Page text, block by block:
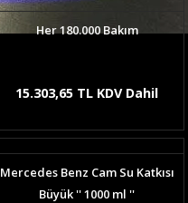
Her 180.000 Bakım
15.303,65 TL KDV Dahil
Mercedes Benz Cam Su Katkısı
Büyük '' 1000 ml ''